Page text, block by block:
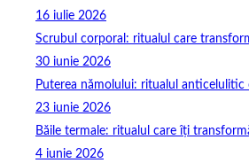
16 iulie 2026
Scrubul corporal: ritualul care
30 iunie 2026
Puterea nămolului: ritualul anticelulitic
23 iunie 2026
Băile termale: ritualul care îți
4 iunie 2026